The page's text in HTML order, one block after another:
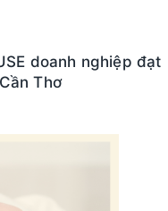
doanh nghiệp đạt
Thơ